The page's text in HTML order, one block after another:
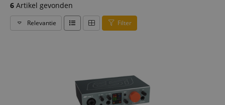
6 Artikel gevonden
Relevantie Filter